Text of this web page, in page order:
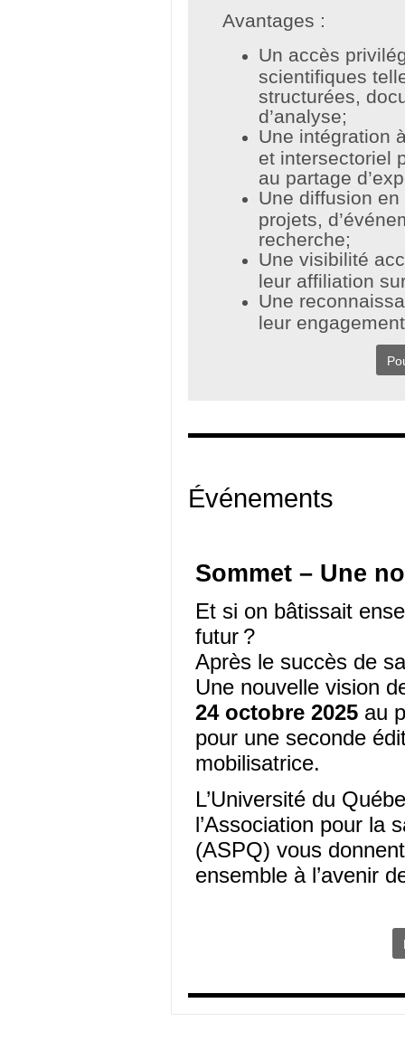
Avantages :
Un accès
scientifiques
structurées,
d’analyse;
Une intégration
et intersectoriel
au partage
Une diffusion en
projets,
recherche;
Une visibilité
leur affiliation
Une
leur
Événements
Sommet – Une
Et si on bâtissait
futur ?
Après le succès de
Une nouvelle vision
24 octobre 2025 au
pour une seconde
mobilisatrice.
L’Université du
l’Association pour la
(ASPQ) vous
ensemble à l’avenir